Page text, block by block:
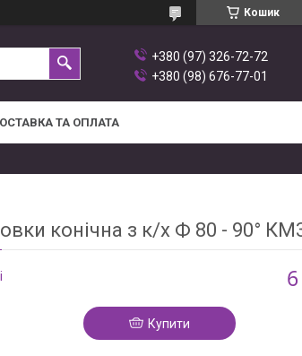
Кошик
+380 (97) 326-72-72
+380 (98) 676-77-01
ТА ОПЛАТА
конічна з к/х Ф 80 - 90°
Купити